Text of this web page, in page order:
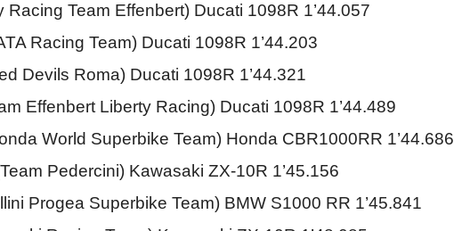
Racing Team Effenbert) Ducati 1098R 1’44.057
Racing Team) Ducati 1098R 1’44.203
Devils Roma) Ducati 1098R 1’44.321
Effenbert Liberty Racing) Ducati 1098R 1’44.489
World Superbike Team) Honda CBR1000RR 1’44.686
Pedercini) Kawasaki ZX-10R 1’45.156
Progea Superbike Team) BMW S1000 RR 1’45.841